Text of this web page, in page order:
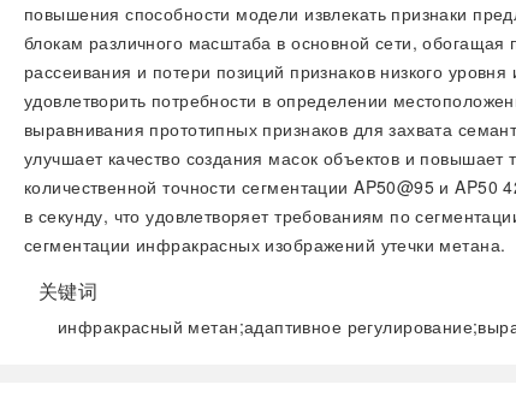
повышения способности модели извлекать признаки
блокам различного масштаба в основной сети,
рассеивания и потери позиций признаков низкого
удовлетворить потребности в определении
выравнивания прототипных признаков для захвата
улучшает качество создания масок объектов и
количественной точности сегментации AP50@95 и
в секунду, что удовлетворяет требованиям по
сегментации инфракрасных изображений утечки метана.
关键词
инфракрасный метан;адаптивное